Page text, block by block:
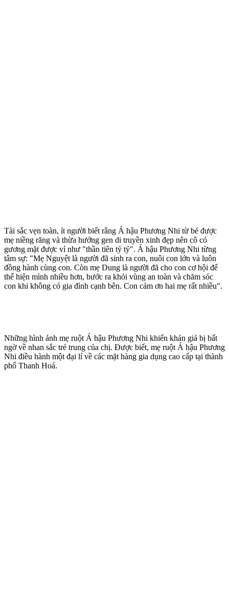
Tài sắc vẹn toàn, ít người biết rằng Á hậu Phương Nhi từ bé được
mẹ niềng răng và thừa hưởng gen di truyền xinh đẹp nên cô có
gương mặt được ví như "thần tiên tỷ tỷ". Á hậu Phương Nhi từng
tâm sự: "Mẹ Nguyệt là người đã sinh ra con, nuôi con lớn và luôn
đồng hành cùng con. Còn mẹ Dung là người đã cho con cơ hội để
thể hiện mình nhiều hơn, bước ra khỏi vùng an toàn và chăm sóc
con khi không có gia đình cạnh bên. Con cảm ơn hai mẹ rất nhiều".
Những hình ảnh mẹ ruột Á hậu Phương Nhi khiến khán giả bị bất
ngờ về nhan sắc trẻ trung của chị. Được biết, mẹ ruột Á hậu Phương
Nhi điều hành một đại lí về các mặt hàng gia dụng cao cấp tại thành
phố Thanh Hoá.